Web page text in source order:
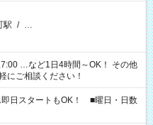
駅 / …
…など1日4時間～OK！ その他
にご相談ください！
日スタートもOK！ ■曜日・日数